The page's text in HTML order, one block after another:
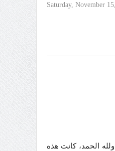
Saturday, November
الحمد، كانت هذه